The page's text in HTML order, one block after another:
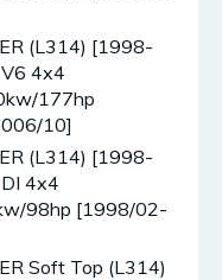
(L314) [1998-
4x4
177hp
10]
(L314) [1998-
4x4
98hp [1998/02-
Soft Top (L314)